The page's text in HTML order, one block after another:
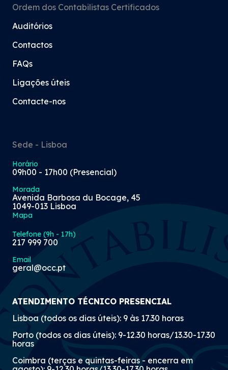
Ordem dos Contabilistas Certificados
Auditórios
Contactos
FAQs
Ligações úteis
Contacte-nos
Sede - Lisboa
Horário
09h00 - 17h00 (Presencial)
Morada
Avenida Barbosa du Bocage, 45
1049-013 Lisboa
Mapa
Telefone (9h - 17h)
217 999 700
Email
geral@occ.pt
ATENDIMENTO TÉCNICO PRESENCIAL
Lisboa (todos os dias úteis): 9 às 17.30 horas
Porto (todos os dias úteis): 9-12.30 horas/13.30-17.30
horas
Coimbra (terças e quintas-feiras - encerra em